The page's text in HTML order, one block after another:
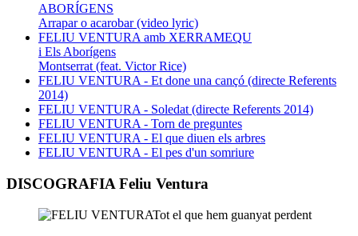
ABORÍGENS
Arrapar o acarobar (video lyric)
FELIU VENTURA amb XERRAMEQU
i Els Aborígens
Montserrat (feat. Victor Rice)
FELIU VENTURA - Et done una cançó (directe Referents
2014)
FELIU VENTURA - Soledat (directe Referents 2014)
FELIU VENTURA - Torn de preguntes
FELIU VENTURA - El que diuen els arbres
FELIU VENTURA - El pes d'un somriure
DISCOGRAFIA Feliu Ventura